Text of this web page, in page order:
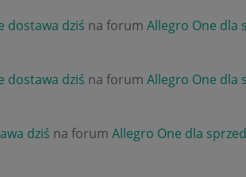
dostawa dziś na forum Allegro One dla
dostawa dziś na forum Allegro One dla
dziś na forum Allegro One dla